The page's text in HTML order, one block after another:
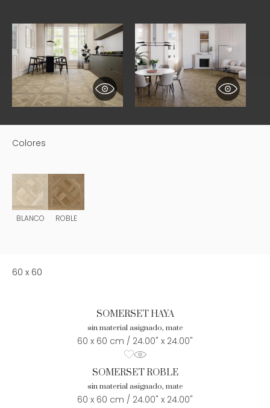
Colores
BLANCO ROBLE
60 x 60
SOMERSET HAYA
sin material asignado, mate
60 x 60 cm / 24.00" x 24.00"
SOMERSET ROBLE
sin material asignado, mate
60 x 60 cm / 24.00" x 24.00"